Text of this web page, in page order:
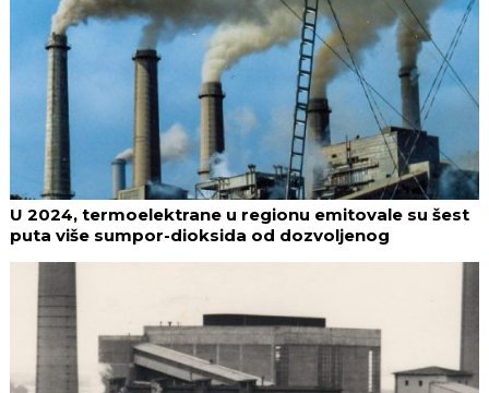
U 2024, termoelektrane u regionu emitovale su šest
puta više sumpor-dioksida od dozvoljenog